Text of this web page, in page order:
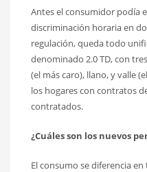
Antes el consumidor podía
discriminación horaria en
regulación, queda todo
denominado 2.0 TD, con
(el más caro), llano, y valle
los hogares con contratos
contratados.
¿Cuáles son los nuevos
El consumo se diferencia